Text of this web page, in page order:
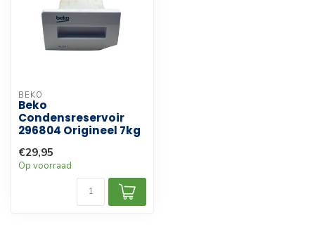
BEKO
Beko
Condensreservoir
296804 Origineel 7kg
€29,95
Op voorraad